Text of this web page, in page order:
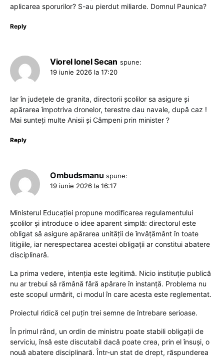
aplicarea sporurilor? S-au pierdut miliarde. Domnul Paunica?
Reply
Viorel Ionel Secan spune:
19 iunie 2026 la 17:20
Iar în județele de granita, directorii școlilor sa asigure și
apărarea împotriva dronelor, terestre dau navale, după caz !
Mai sunteți multe Anisii și Câmpeni prin minister ?
Reply
Ombudsmanu spune:
19 iunie 2026 la 16:17
Ministerul Educației propune modificarea regulamentului
școlilor și introduce o idee aparent simplă: directorul este
obligat să asigure apărarea unității de învățământ în toate
litigiile, iar nerespectarea acestei obligații ar constitui abatere
disciplinară.
La prima vedere, intenția este legitimă. Nicio instituție publică
nu ar trebui să rămână fără apărare în instanță. Problema nu
este scopul urmărit, ci modul în care acesta este reglementat.
Proiectul ridică cel puțin trei semne de întrebare serioase.
În primul rând, un ordin de ministru poate stabili obligații de
serviciu, însă este discutabil dacă poate crea, prin el însuși, o
nouă abatere disciplinară. Într-un stat de drept, răspunderea